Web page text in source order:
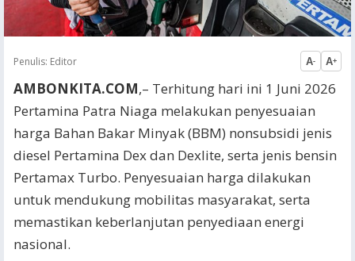
Penulis: Editor A- A+
AMBONKITA.COM,– Terhitung hari ini 1 Juni 2026
Pertamina Patra Niaga melakukan penyesuaian
harga Bahan Bakar Minyak (BBM) nonsubsidi jenis
diesel Pertamina Dex dan Dexlite, serta jenis bensin
Pertamax Turbo. Penyesuaian harga dilakukan
untuk mendukung mobilitas masyarakat, serta
memastikan keberlanjutan penyediaan energi
nasional.